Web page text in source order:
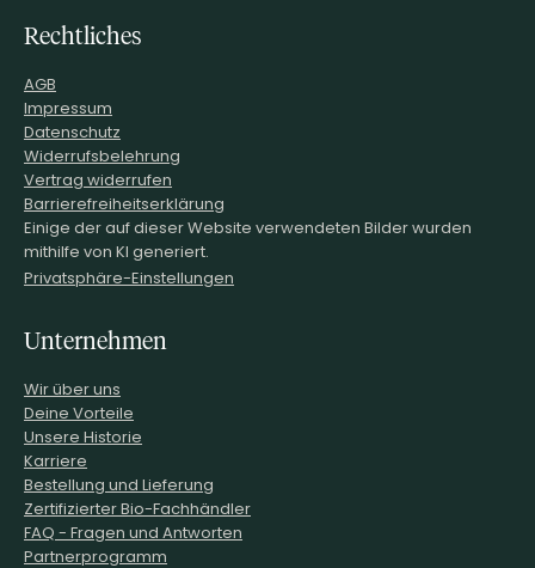
Rechtliches
AGB
Impressum
Datenschutz
Widerrufsbelehrung
Vertrag widerrufen
Barrierefreiheitserklärung
Einige der auf dieser Website verwendeten Bilder wurden
mithilfe von KI generiert.
Privatsphäre-Einstellungen
Unternehmen
Wir über uns
Deine Vorteile
Unsere Historie
Karriere
Bestellung und Lieferung
Zertifizierter Bio-Fachhändler
FAQ - Fragen und Antworten
Partnerprogramm